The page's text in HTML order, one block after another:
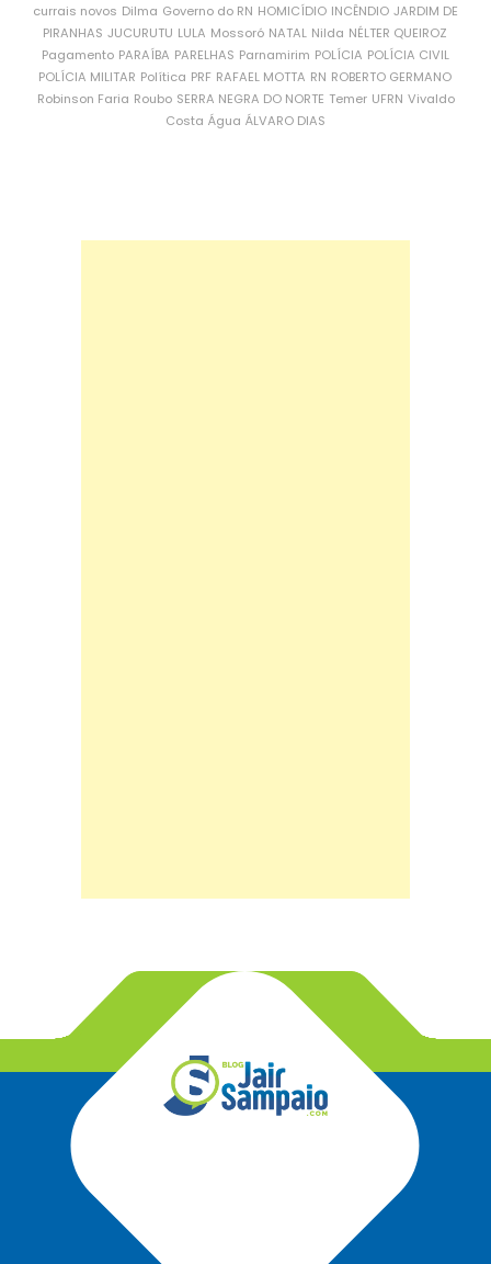
currais novos Dilma Governo do RN HOMICÍDIO INCÊNDIO JARDIM DE
PIRANHAS JUCURUTU LULA Mossoró NATAL Nilda NÉLTER QUEIROZ
Pagamento PARAÍBA PARELHAS Parnamirim POLÍCIA POLÍCIA CIVIL
POLÍCIA MILITAR Política PRF RAFAEL MOTTA RN ROBERTO GERMANO
Robinson Faria Roubo SERRA NEGRA DO NORTE Temer UFRN Vivaldo
Costa Água ÁLVARO DIAS